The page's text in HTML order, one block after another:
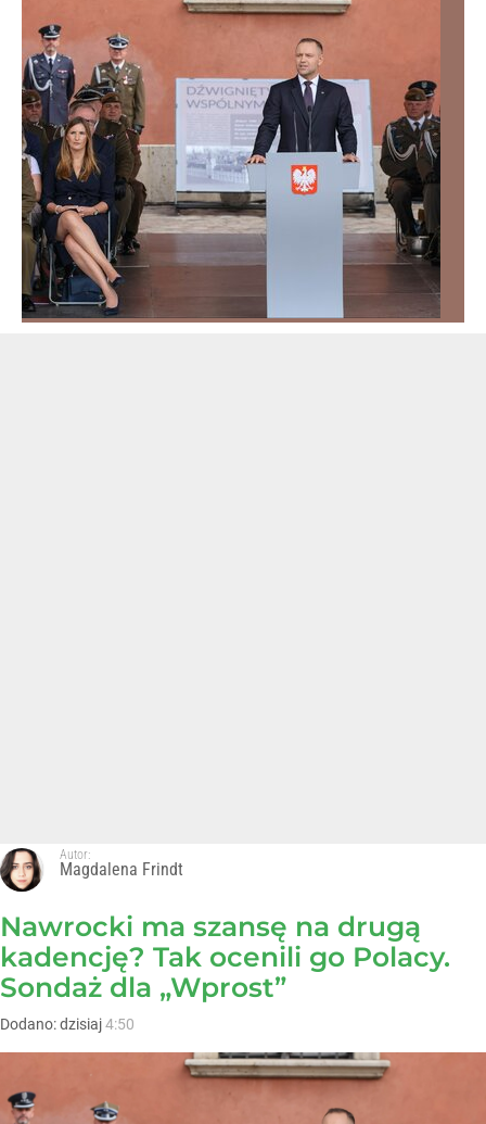
Autor:
Magdalena Frindt
Nawrocki ma szansę na drugą
kadencję? Tak ocenili go Polacy.
Sondaż dla „Wprost”
Dodano:dzisiaj4:50